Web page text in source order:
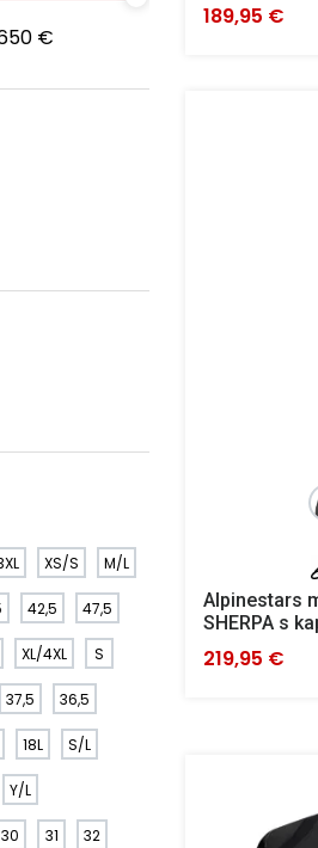
189,95 €
Alpinestars
SHERPA s
219,95 €
€
XS/S M/L
42,5 47,5
XL/4XL S
37,5 36,5
18L S/L
Y/L
30 31 32